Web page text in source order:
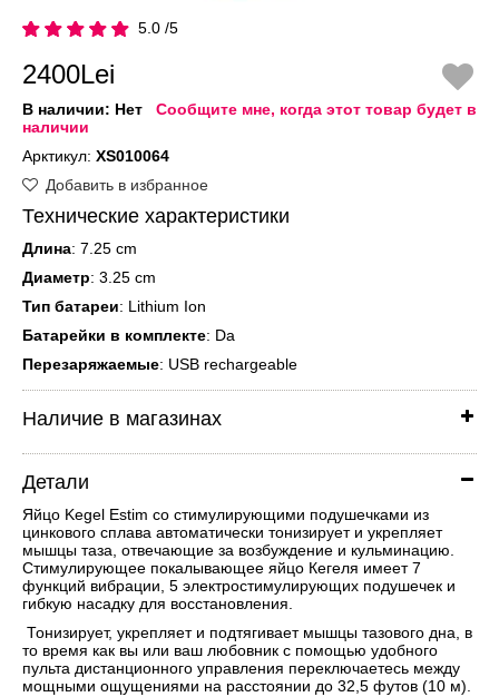
5.0 /5
2400Lei
В наличии: Нет
Сообщите мне, когда этот товар будет в
наличии
Арктикул: XS010064
Добавить в избранное
Технические характеристики
Длина: 7.25 cm
Диаметр: 3.25 cm
Тип батареи: Lithium Ion
Батарейки в комплекте: Da
Перезаряжаемые: USB rechargeable
Наличие в магазинах
Детали
Яйцо Kegel Estim со стимулирующими подушечками из
цинкового сплава автоматически тонизирует и укрепляет
мышцы таза, отвечающие за возбуждение и кульминацию.
Стимулирующее покалывающее яйцо Кегеля имеет 7
функций вибрации, 5 электростимулирующих подушечек и
гибкую насадку для восстановления.
Тонизирует, укрепляет и подтягивает мышцы тазового дна, в
то время как вы или ваш любовник с помощью удобного
пульта дистанционного управления переключаетесь между
мощными ощущениями на расстоянии до 32,5 футов (10 м).